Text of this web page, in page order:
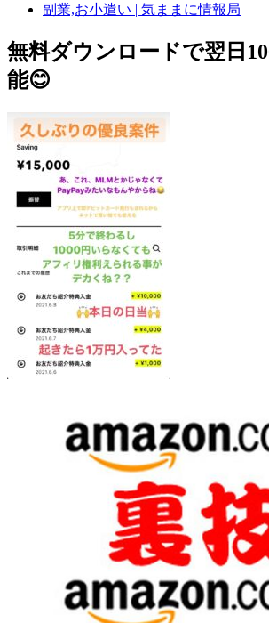
副業,お小遣い | 気ままに情報局
無料ダウンロードで翌日
能😊